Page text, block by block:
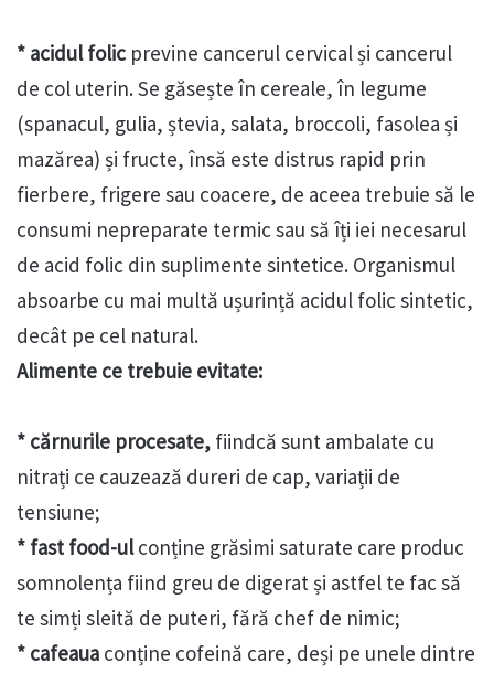
* acidul folic previne cancerul cervical și cancerul
de col uterin. Se găsește în cereale, în legume
(spanacul, gulia, ștevia, salata, broccoli, fasolea și
mazărea) și fructe, însă este distrus rapid prin
fierbere, frigere sau coacere, de aceea trebuie să le
consumi nepreparate termic sau să îți iei necesarul
de acid folic din suplimente sintetice. Organismul
absoarbe cu mai multă ușurință acidul folic sintetic,
decât pe cel natural.
Alimente ce trebuie evitate:
* cărnurile procesate, fiindcă sunt ambalate cu
nitrați ce cauzează dureri de cap, variații de
tensiune;
* fast food-ulconține grăsimi saturate care produc
somnolența fiind greu de digerat și astfel te fac să
te simți sleită de puteri, fără chef de nimic;
* cafeaua conține cofeină care, deși pe unele dintre